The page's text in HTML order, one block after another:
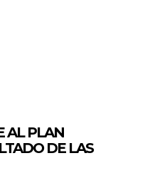
AL PLAN
DE LAS